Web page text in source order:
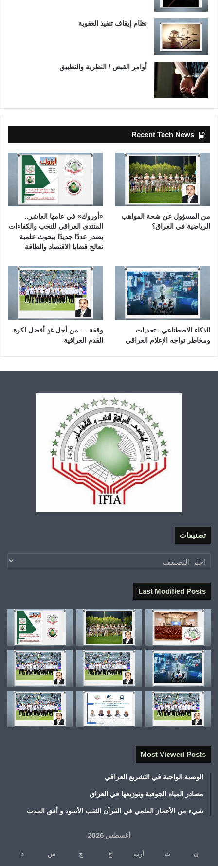
نظام إيقاف تنفيذ العقوبة
أوامر القبض / النظرية والتطبيق
Recent Tech News
من المسؤول عن شحة المواهب
الرياضية في العراق؟
«أوروك» في عامها العاشر..
المنتدى العراقي للنخب والكفاءات
يصدر عددًا جديدًا ببحوث علمية
تعالج قضايا الاقتصاد والطاقة
الذكاء الاصطناعي.. تحديات
ومخاطر تواجه الإعلام العراقي
وقفة … من أجل غدٍ أفضل لكرة
القدم العراقية
تصنيفات
تصنيفات
Last Modified Posts
Most Viewed Posts
الوصية الواجبة في التشريع العراقي
مصادر المياه الجوفية وتوزيعها في العراق
شيء من الأعجاز العلمي في القرآن الثقب الأسود و أفق الحدث
أغسطس 2026
ن ث أرب خ ج س د